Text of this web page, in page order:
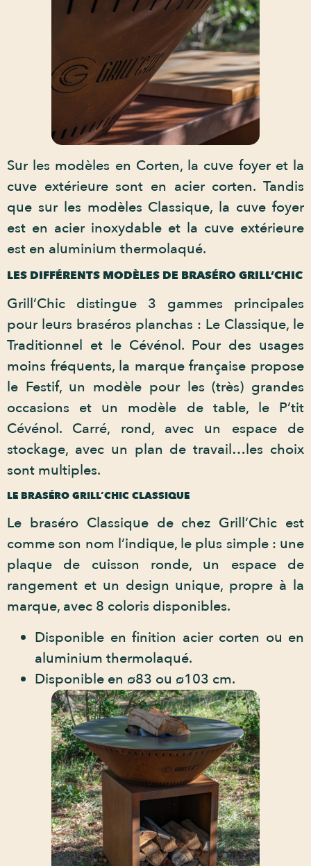
Sur les modèles en Corten, la cuve foyer et la
cuve extérieure sont en acier corten. Tandis
que sur les modèles Classique, la cuve foyer
est en acier inoxydable et la cuve extérieure
est en aluminium thermolaqué.
LES DIFFÉRENTS MODÈLES DE BRASÉRO GRILL’CHIC
Grill’Chic distingue 3 gammes principales
pour leurs braséros planchas : Le Classique, le
Traditionnel et le Cévénol. Pour des usages
moins fréquents, la marque française propose
le Festif, un modèle pour les (très) grandes
occasions et un modèle de table, le P’tit
Cévénol. Carré, rond, avec un espace de
stockage, avec un plan de travail…les choix
sont multiples.
LE BRASÉRO GRILL’CHIC CLASSIQUE
Le braséro Classique de chez Grill’Chic est
comme son nom l’indique, le plus simple : une
plaque de cuisson ronde, un espace de
rangement et un design unique, propre à la
marque, avec 8 coloris disponibles.
Disponible en finition acier corten ou en
aluminium thermolaqué.
Disponible en ø83 ou ø103 cm.